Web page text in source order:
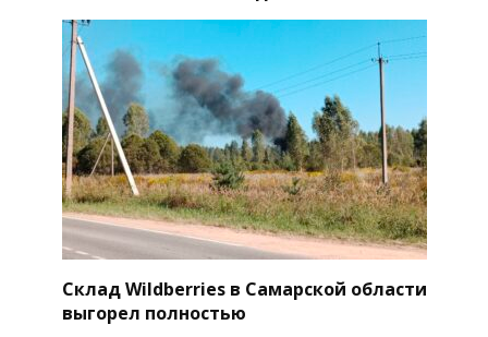
Склад Wildberries в Самарской области
выгорел полностью